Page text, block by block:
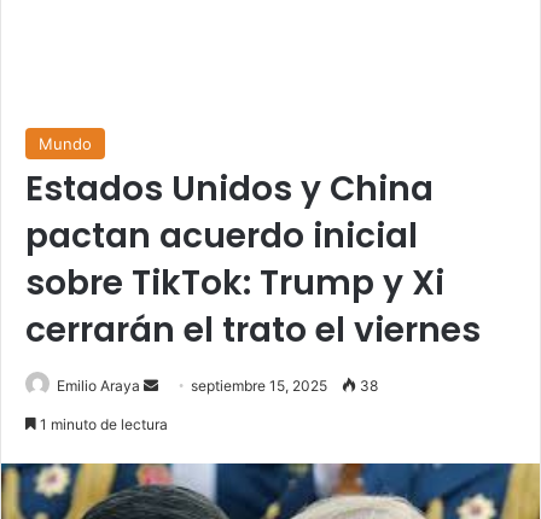
Mundo
Estados Unidos y China
pactan acuerdo inicial
sobre TikTok: Trump y Xi
cerrarán el trato el viernes
Emilio Araya
Sendseptiembre 15, 2025 38
1 minuto de lectura